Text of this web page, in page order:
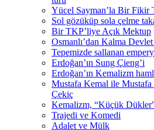
Yücel Sayman’la Bir Fikir
Sol gözüküp sola çelme
Bir TKP’liye Açık Mektup
Osmanlı’dan Kalma
Tepemizde sallanan
Erdoğan’ın Sung Çieng’i
Erdoğan’ın Kemalizm
Mustafa Kemal ile
Çekiç
Kemalizm, “Küçük
Trajedi ve Komedi
Adalet ve Mülk